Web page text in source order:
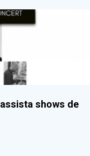
assista shows de